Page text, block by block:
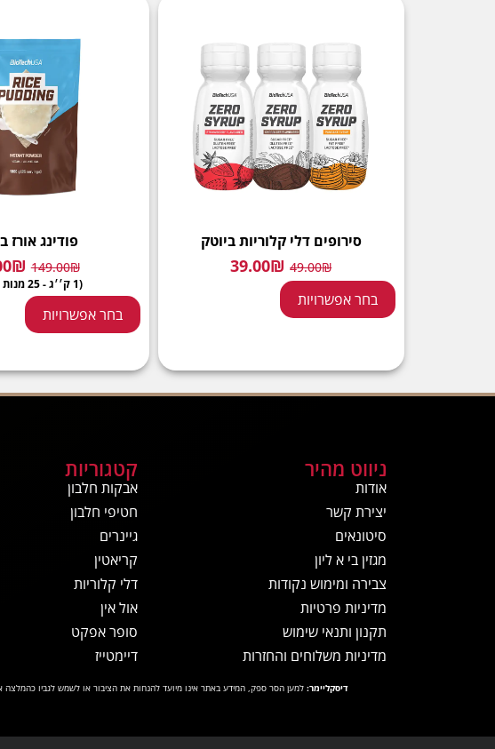
סירופים דלי קלוריות ביוטק
49.00₪
39.00₪
בחר אפשרויות
פודינג אורז
149.00₪
₪
(1 ק׳׳ג - 25 מנות הגשה)
בחר אפשרויות
ניווט מהיר
אודות
יצירת קשר
סיטונאים
מגזין בי א ליון
צבירה ומימוש נקודות
מדיניות פרטיות
תקנון ותנאי שימוש
מדיניות משלוחים והחזרות
קטגוריות
אבקות חלבון
חטיפי חלבון
גיינרים
קריאטין
דלי קלוריות
אול אין
סופר אפקט
דיימטייז
דיסקליימר: למען הסר ספק, המידע באתר אינו מיועד להנחות את הציבור או לשמש לגביו כהמלצה